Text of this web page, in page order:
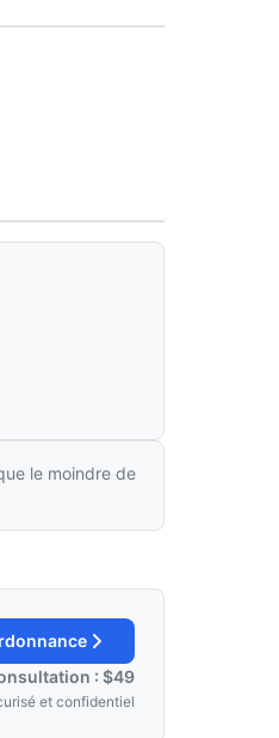
le moindre de
: $49
et confidentiel